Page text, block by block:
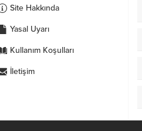
Site Hakkında
Yasal Uyarı
Kullanım Koşulları
İletişim